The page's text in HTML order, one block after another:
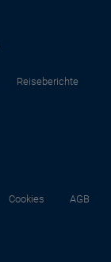
Reiseberichte
Cookies AGB